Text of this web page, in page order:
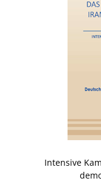
Intensive